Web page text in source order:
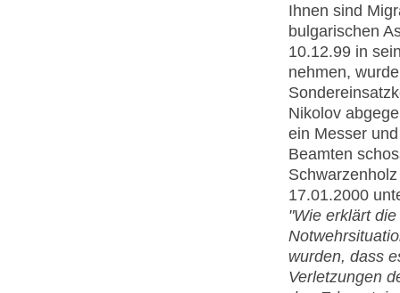
Ihnen sind
bulgarischen
10.12.99 in
nehmen,
Nikolov
ein Messer
Beamten
17.01.2000
"Wie erklärt
wurden, dass
Verletzungen